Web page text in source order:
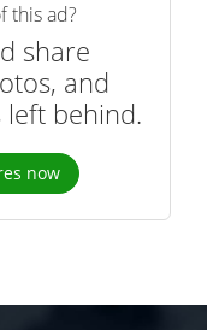
this ad?
share
and
left behind.
now